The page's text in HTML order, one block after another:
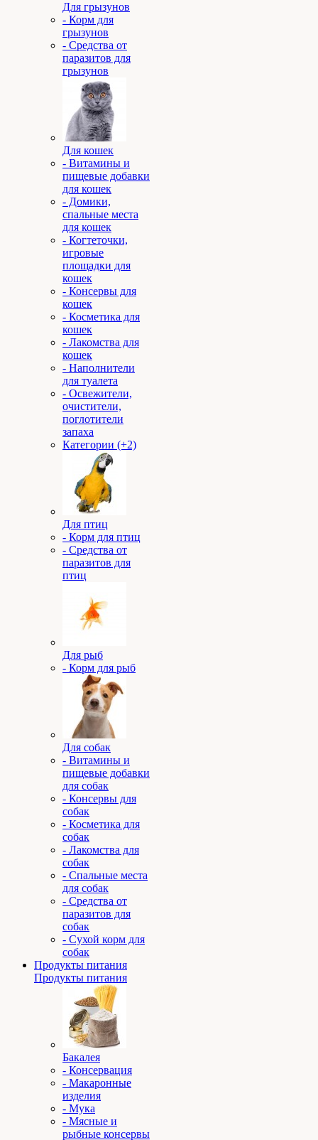
Для грызунов
- Корм для
грызунов
- Средства от
паразитов для
грызунов
Для кошек
- Витамины и
пищевые добавки
для кошек
- Домики,
спальные места
для кошек
- Когтеточки,
игровые
площадки для
кошек
- Консервы для
кошек
- Косметика для
кошек
- Лакомства для
кошек
- Наполнители
для туалета
- Освежители,
очистители,
поглотители
запаха
Категории (+2)
Для птиц
- Корм для птиц
- Средства от
паразитов для
птиц
Для рыб
- Корм для рыб
Для собак
- Витамины и
пищевые добавки
для собак
- Консервы для
собак
- Косметика для
собак
- Лакомства для
собак
- Спальные места
для собак
- Средства от
паразитов для
собак
- Сухой корм для
собак
Продукты питания
Продукты питания
Бакалея
- Консервация
- Макаронные
изделия
- Мука
- Мясные и
рыбные консервы